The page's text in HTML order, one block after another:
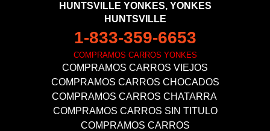
HUNTSVILLE YONKES, YONKES
HUNTSVILLE
1-833-359-6653
COMPRAMOS CARROS YONKES
COMPRAMOS CARROS VIEJOS
COMPRAMOS CARROS CHOCADOS
COMPRAMOS CARROS CHATARRA ​
COMPRAMOS CARROS SIN TITULO
COMPRAMOS CARROS